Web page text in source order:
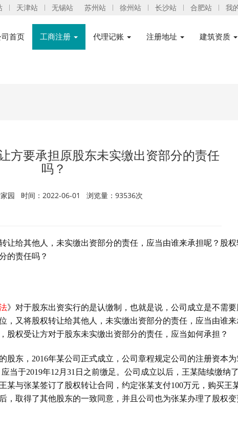
天津站 无锡站 苏州站 徐州站 长沙站 合肥站 我
司首页 工商注册 代理记账 注册地址 建筑资质
方要承担原股东未实缴出资部分的责任
吗？
家园 时间：2022-06-01 浏览量：93536次
让给其他人，未实缴出资部分的责任，应当由谁来承担呢？股权
的责任吗？
》对于股东出资实行的是认缴制，也就是说，公司成立是不需
，又将股权转让给其他人，未实缴出资部分的责任，应当由谁来
股权受让方对于股东未实缴出资部分的责任，应当如何承担？
股东， 2016年某公司正式成立，公司章程规定公司的注册资本为
应当于2019年12 月 31 日之前缴足。公司成立以后，王某陆续缴纳
某与张某签订了股权转让合同，约定张某支付100万元，购买王
，取得了其他股东的一致同意，并且公司也为张某办理了股权变